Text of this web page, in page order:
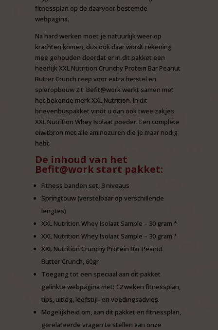
fitnessplan op de daarvoor bestemde
webpagina.
Na hard werken moet je natuurlijk weer op
krachten komen, dus ook daar wordt rekening
mee gehouden doordat er in dit pakket een
heerlijk XXL Nutrition Crunchy Protein Bar Peanut
Butter Crunch reep voor extra herstel en
spieropbouw zit. Befit@work werkt samen met
het bekende merk XXL Nutrition. In dit
brievenbuspakket vindt u dan ook twee zakjes
XXL Nutrition Whey Isolaat poeder. Een complete
eiwitbron met alle aminozuren die je maar nodig
hebt.
De inhoud van het
Befit@work start pakket:
Fitness banden set, 3 niveaus
Springtouw (verstelbaar op verschillende
lengtes)
XXL Nutrition Whey Isolaat Sample – 30 gram *
XXL Nutrition Whey Isolaat Sample – 30 gram *
XXL Nutrition Crunchy Protein Bar Peanut
Butter Crunch, 60gr
Toegang tot een speciaal aan dit pakket
gelinkte webpagina met: 12 weken fitnessplan,
tips, uitleg, leefstijl- en voedingsadvies.
Mogelijkheid om, aan dit pakket en fitnessplan,
gerelateerde vragen te stellen aan onze